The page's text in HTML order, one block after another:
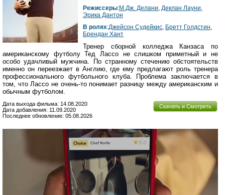
Режиссеры:М.Дж. Делани, Деклан Лауни,
Эрика Дантон
В ролях:Джейсон Судейкис, Бретт Голдстин,
Брендан Хант
Тренер сборной колледжа Канзаса по
американскому футболу Тед Лассо не слишком приметный и не
особо удачливый мужчина. По странному стечению обстоятельств
именно он переезжает в Англию, где ему предлагают роль тренера
профессионального футбольного клуба. Проблема заключается в
том, что Лассо не очень-то понимает разницу между американским и
обычным футболом.
Скачать и Смотреть
Дата выхода фильма: 14.08.2020
Дата добавления: 11.09.2020
Последнее обновление: 05.08.2026